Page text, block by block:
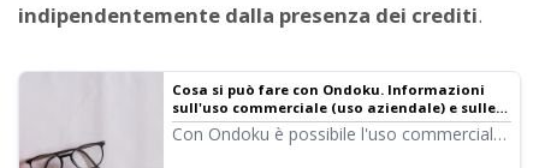
indipendentemente dalla presenza dei crediti.
Cosa si può fare con Ondoku. Informazioni
sull'uso commerciale (uso aziendale) e sulle
attività proibite.
Con Ondoku è possibile l'uso commerciale